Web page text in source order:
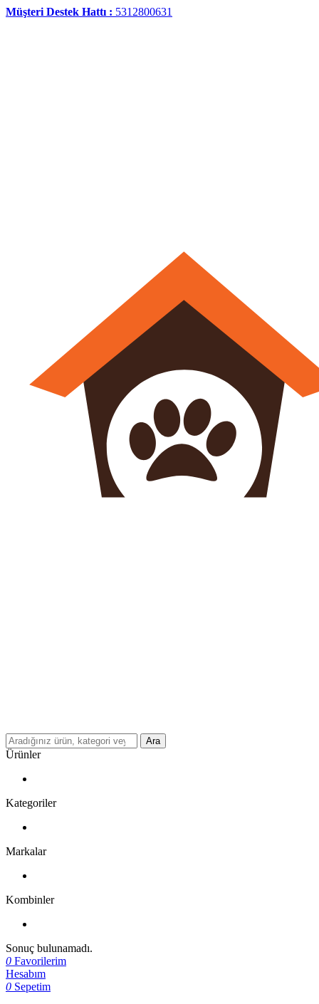
Müşteri Destek Hattı : 5312800631
Ara
Ürünler
Kategoriler
Markalar
Kombinler
Sonuç bulunamadı.
0 Favorilerim
Hesabım
0 Sepetim